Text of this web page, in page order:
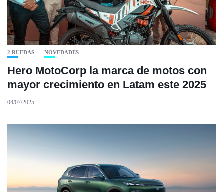
2 RUEDAS NOVEDADES
Hero MotoCorp la marca de motos con
mayor crecimiento en Latam este 2025
04/07/2025